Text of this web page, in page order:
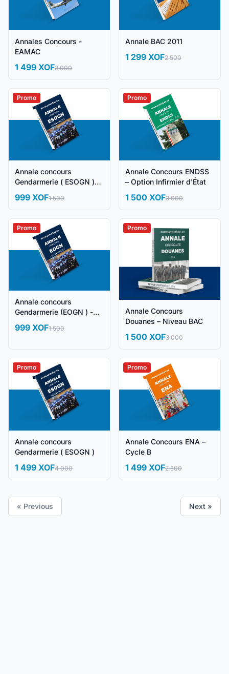
Annales Concours -
EAMAC
1 499 XOF3 000
Annale BAC 2011
1 299 XOF2 500
Promo
Annale concours
Gendarmerie ( ESOGN )
999 XOF1 500
Promo
Annale Concours ENDSS
– Option Infirmier d'État
1 500 XOF3 000
Promo
Annale concours
Gendarmerie (EOGN ) -
999 XOF1 500
Promo
Annale Concours
Douanes – Niveau BAC
1 500 XOF3 000
Promo
Annale concours
Gendarmerie ( ESOGN )
1 499 XOF4 000
Promo
Annale Concours ENA –
Cycle B
1 499 XOF2 500
« Previous Next »